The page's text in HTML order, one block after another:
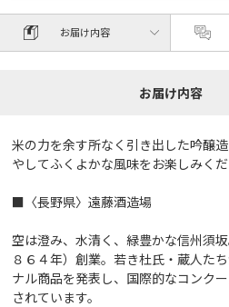
お届け内容
お届け内容
米の力を余す所なく引き出した吟醸
やしてふくよかな風味をお楽しみくだ
■〈長野県〉遠藤酒造場
空は澄み、水清く、緑豊かな信州須
８６４年）創業。若き杜氏・蔵人た
ナル商品を発表し、国際的なコンク
されています。